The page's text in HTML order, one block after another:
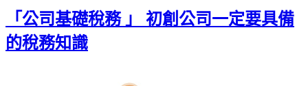
「公司基礎稅務 」 初創公司一定要具備
的稅務知識